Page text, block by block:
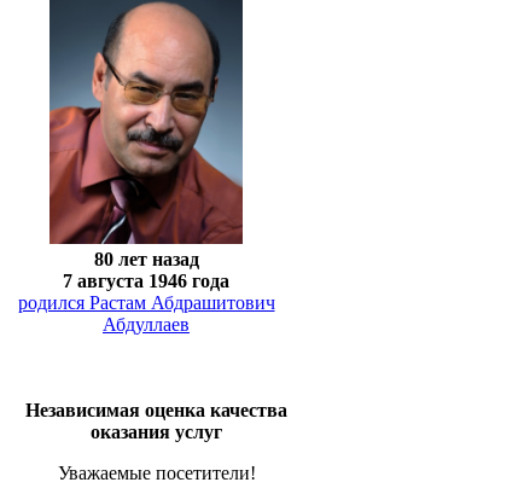
80 лет назад
7 августа 1946 года
родился Растам Абдрашитович
Абдуллаев
Независимая оценка качества
оказания услуг
Уважаемые посетители!